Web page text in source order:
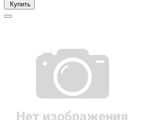
Купить